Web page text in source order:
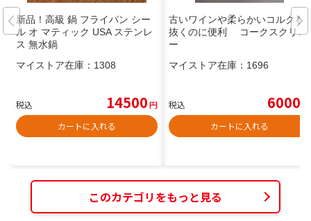
新品！高級 鍋 フライパン シー
ル オ マティック USA ステンレ
ス 無水鍋
マイストア在庫： 1308
税込 14500円
カートに入れる
古いワインや柔らかいコルクを
抜くのに便利 コークスクリュ
ー
マイストア在庫： 1696
税込 6000
カートに入れる
このカテゴリをもっと見る